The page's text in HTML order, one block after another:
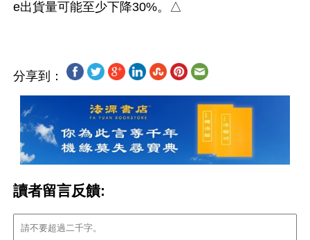
分享到：
讀者留言反饋: